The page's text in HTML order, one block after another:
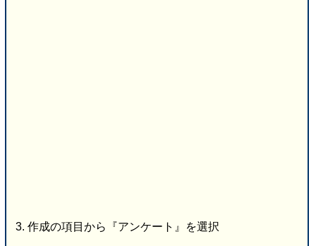
作成の項目から『アンケート』を選択